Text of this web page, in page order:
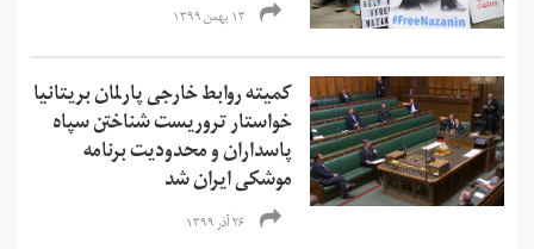
۱۳ بهمن ۱۳۹۹
کمیته روابط خارجی پارلمان بریتانیا
خواستار تروریست شناختن سپاه
پاسداران و محدودیت برنامه
موشکی ایران شد
۲۶ آذر ۱۳۹۹